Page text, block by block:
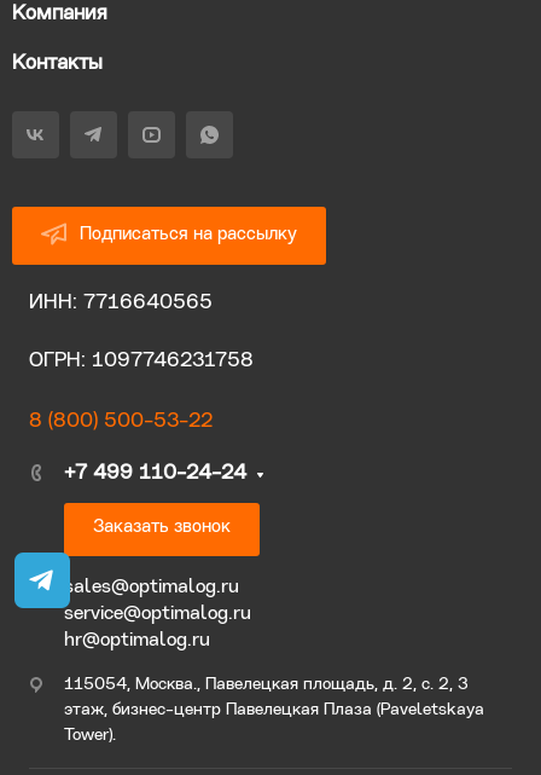
Компания
Контакты
Подписаться на рассылку
ИНН: 7716640565
ОГРН: 1097746231758
8 (800) 500-53-22
+7 499 110-24-24
Заказать звонок
sales@optimalog.ru
service@optimalog.ru
hr@optimalog.ru
115054, Москва., Павелецкая площадь, д. 2, с. 2, 3
этаж, бизнес-центр Павелецкая Плаза (Paveletskaya
Tower).